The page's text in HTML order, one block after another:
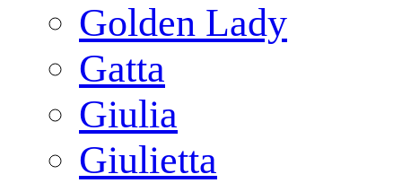
Golden Lady
Gatta
Giulia
Giulietta